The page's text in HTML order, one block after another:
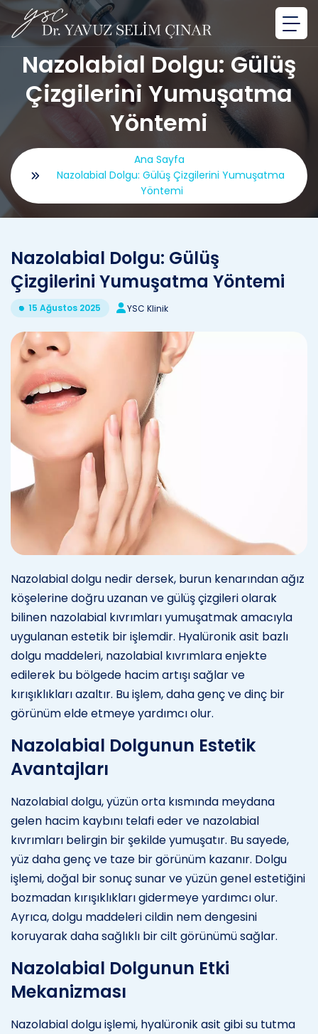
Nazolabial Dolgu: Gülüş
Çizgilerini Yumuşatma
Yöntemi
Ana Sayfa
Nazolabial Dolgu: Gülüş Çizgilerini Yumuşatma
Yöntemi
Nazolabial Dolgu: Gülüş
Çizgilerini Yumuşatma Yöntemi
15 Ağustos 2025 YSC Klinik
Nazolabial dolgu nedir dersek, burun kenarından ağız
köşelerine doğru uzanan ve gülüş çizgileri olarak
bilinen nazolabial kıvrımları yumuşatmak amacıyla
uygulanan estetik bir işlemdir. Hyalüronik asit bazlı
dolgu maddeleri, nazolabial kıvrımlara enjekte
edilerek bu bölgede hacim artışı sağlar ve
kırışıklıkları azaltır. Bu işlem, daha genç ve dinç bir
görünüm elde etmeye yardımcı olur.
Nazolabial Dolgunun Estetik
Avantajları
Nazolabial dolgu, yüzün orta kısmında meydana
gelen hacim kaybını telafi eder ve nazolabial
kıvrımları belirgin bir şekilde yumuşatır. Bu sayede,
yüz daha genç ve taze bir görünüm kazanır. Dolgu
işlemi, doğal bir sonuç sunar ve yüzün genel estetiğini
bozmadan kırışıklıkları gidermeye yardımcı olur.
Ayrıca, dolgu maddeleri cildin nem dengesini
koruyarak daha sağlıklı bir cilt görünümü sağlar.
Nazolabial Dolgunun Etki
Mekanizması
Nazolabial dolgu işlemi, hyalüronik asit gibi su tutma